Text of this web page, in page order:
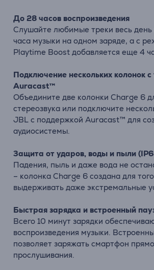
До 28 часов воспроизведения
Слушайте любимые треки весь день
часа музыки на одном заряде, а с
Playtime Boost добавляется еще 4
Подключение нескольких колонок с
Auracast™
Объедините две колонки Charge 6
стереозвука или подключите
JBL с поддержкой Auracast™ для
аудиосистемы.
Защита от ударов, воды и пыли
Падения, пыль и даже вода не
– колонка Charge 6 создана для
выдерживать даже экстремальные
Быстрая зарядка и встроенный
Всего 10 минут зарядки
воспроизведения музыки.
позволяет заряжать смартфон
прослушивания.